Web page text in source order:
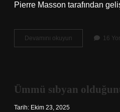
Pierre Masson tarafından
Devamını okuyun
Trikrom
16
Ümmü sıbyan
Tarih: Ekim 23, 2025